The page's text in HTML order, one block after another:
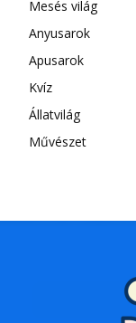
Mesés világ
Anyusarok
Apusarok
Kvíz
Állatvilág
Művészet